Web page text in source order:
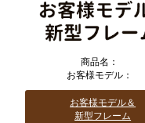
商品名：
お客様モデル：
お客様モデル＆
新型フレーム